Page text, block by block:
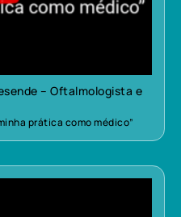
– Oftalmologista e
prática como médico”